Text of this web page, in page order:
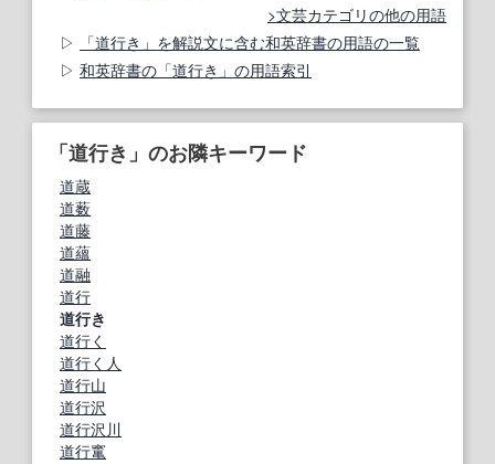
文芸カテゴリの他の用語
「道行き」を解説文に含む和英辞書の用語の一覧
和英辞書の「道行き」の用語索引
「道行き」のお隣キーワード
道蔵
道薮
道藤
道蘊
道融
道行
道行き
道行く
道行く人
道行山
道行沢
道行沢川
道行竃